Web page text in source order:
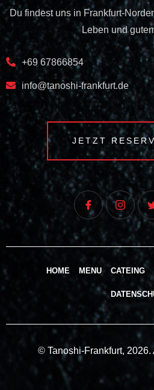
Du findest uns in Frankfurt-
Leben und
+69 67866854
info@tanoshi-frankfurt.de
JETZT
HOME MENU CATEING
© Tanoshi-Frankfurt, 2026.